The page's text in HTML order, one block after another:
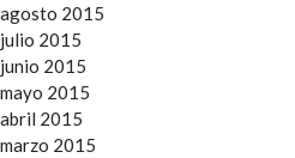
agosto 2015
julio 2015
junio 2015
mayo 2015
abril 2015
marzo 2015